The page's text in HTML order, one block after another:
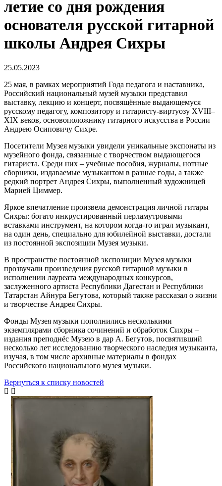
летие со дня рождения
основателя русской гитарной
школы Андрея Сихры
25.05.2023
25 мая, в рамках мероприятий Года педагога и наставника,
Российский национальный музей музыки представил
выставку, лекцию и концерт, посвящённые выдающемуся
русскому педагогу, композитору и гитаристу-виртуозу XVIII–
XIX веков, основоположнику гитарного искусства в России
Андрею Осиповичу Сихре.
Посетители Музея музыки увидели уникальные экспонаты из
музейного фонда, связанные с творчеством выдающегося
гитариста. Среди них – учебные пособия, журналы, нотные
сборники, издаваемые музыкантом в разные годы, а также
редкий портрет Андрея Сихры, выполненный художницей
Марией Циммер.
Яркое впечатление произвела демонстрация личной гитары
Сихры: богато инкрустированный перламутровыми
вставками инструмент, на котором когда-то играл музыкант,
на один день, специально для юбилейной выставки, достали
из постоянной экспозиции Музея музыки.
В пространстве постоянной экспозиции Музея музыки
прозвучали произведения русской гитарной музыки в
исполнении лауреата международных конкурсов,
заслуженного артиста Республики Дагестан и Республики
Татарстан Айнура Бегутова, который также рассказал о жизни
и творчестве Андрея Сихры.
Фонды Музея музыки пополнились несколькими
экземплярами сборника сочинений и обработок Сихры –
издания преподнёс Музею в дар А. Бегутов, посвятивший
несколько лет исследованию творческого наследия музыканта,
изучая, в том числе архивные материалы в фондах
Российского национального музея музыки.
Вернуться к списку новостей